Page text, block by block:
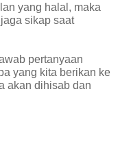
yang halal, maka
sikap saat
pertanyaan
yang kita berikan ke
akan dihisab dan